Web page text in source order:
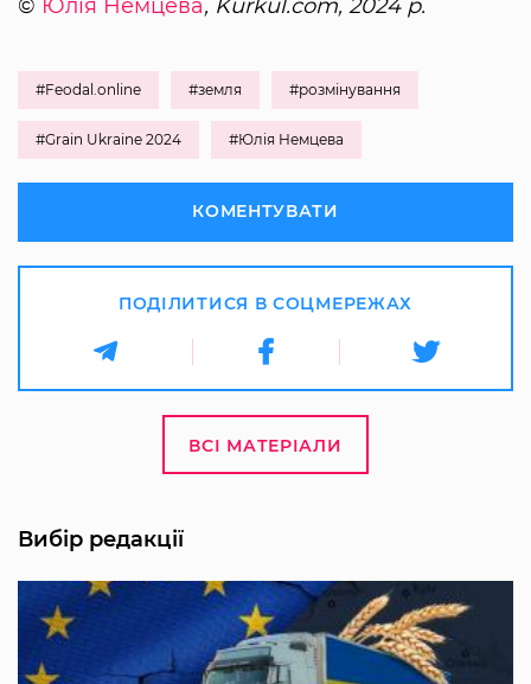
© Юлія Немцева, Kurkul.com, 2024 р.
#Feodal.online #земля #розмінування
#Grain Ukraine 2024 #Юлія Немцева
КОМЕНТУВАТИ
ПОДІЛИТИСЯ В СОЦМЕРЕЖАХ
ВСІ МАТЕРІАЛИ
Вибір редакції